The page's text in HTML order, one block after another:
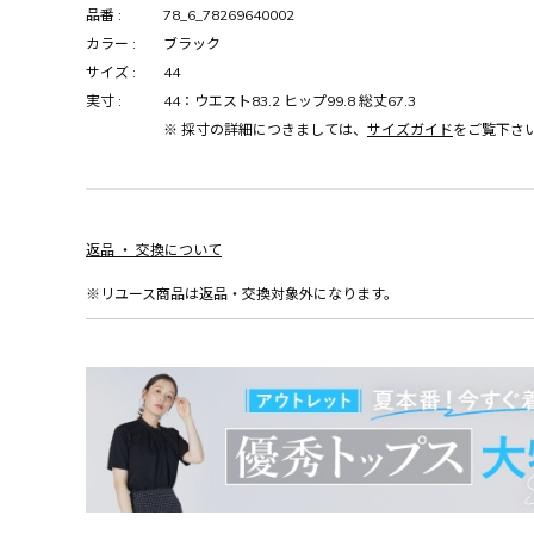
品番 :
78_6_78269640002
カラー :
ブラック
サイズ :
44
実寸 :
44：ウエスト83.2 ヒップ99.8 総丈67.3
※ 採寸の詳細につきましては、 サイズガイドをご覧下さ
返品 ・ 交換について
※リユース商品は返品・交換対象外になります。